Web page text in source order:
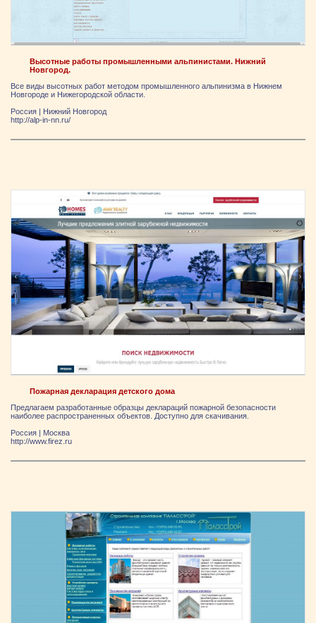
Высотные работы промышленными альпинистами. Нижний
Новгород.
Все виды высотных работ методом промышленного альпинизма в Нижнем
Новгороде и Нижегородской области.
Россия | Нижний Новгород
http://alp-in-nn.ru/
Пожарная декларация детского дома
Предлагаем разработанные образцы деклараций пожарной безопасности
наиболее распространенных объектов. Доступно для скачивания.
Россия
Москва
http://www.firez.ru